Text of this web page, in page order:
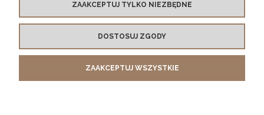
KONTAKT Z NAMI
MOJE KONTO
ZAAKCEPTUJ TYLKO NIEZBĘDNE
DOSTOSUJ ZGODY
ZAAKCEPTUJ WSZYSTKIE